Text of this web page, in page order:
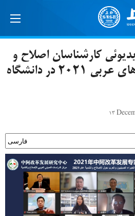
کارشناسان اصلاح و
توسعه چین و کشورهای عربی ۲۰۲۱ در دانشگاه